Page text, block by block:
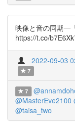
映像と音の同期―
https://t.co/
2022-09-03
7
7
@MasterEve2100
@taisa_two